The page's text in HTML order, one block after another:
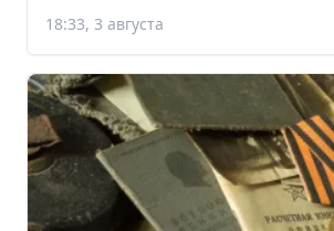
18:33, 3 августа